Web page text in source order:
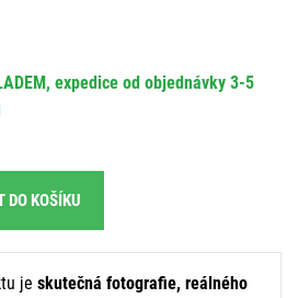
expedice od objednávky 3-5
DO KOŠÍKU
je skutečná fotografie, reálného